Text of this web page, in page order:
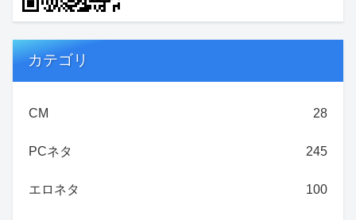
カテゴリ
CM 28
PCネタ 245
エロネタ 100